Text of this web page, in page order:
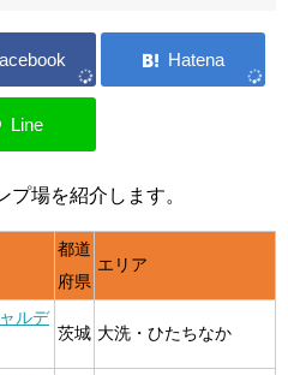
場を紹介します。
都道
府県
エリア
ルデ
茨城 大洗・ひたちなか